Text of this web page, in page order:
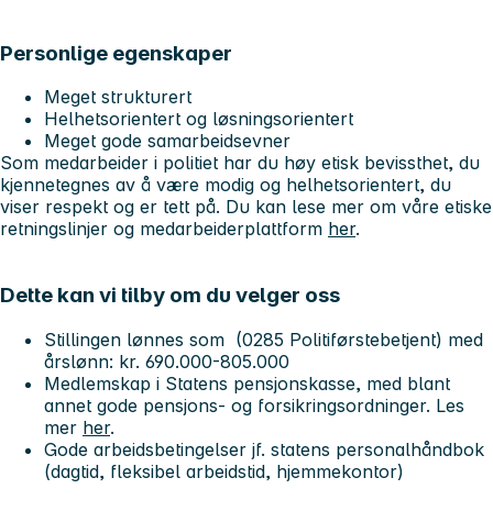
Personlige egenskaper
Meget strukturert
Helhetsorientert og løsningsorientert
Meget gode samarbeidsevner
Som medarbeider i politiet har du høy etisk bevissthet, du
kjennetegnes av å være modig og helhetsorientert, du
viser respekt og er tett på. Du kan lese mer om våre etiske
retningslinjer og medarbeiderplattform her.
Dette kan vi tilby om du velger oss
Stillingen lønnes som (0285 Politiførstebetjent) med
årslønn: kr. 690.000-805.000
Medlemskap i Statens pensjonskasse, med blant
annet gode pensjons- og forsikringsordninger. Les
mer her.
Gode arbeidsbetingelser jf. statens personalhåndbok
(dagtid, fleksibel arbeidstid, hjemmekontor)